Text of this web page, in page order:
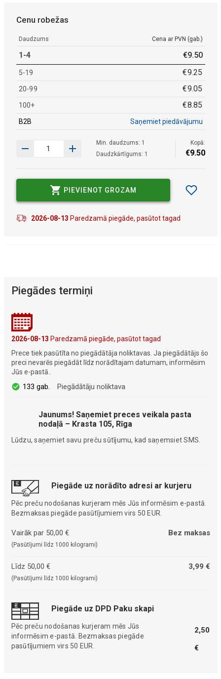
Cenu robežas
Daudzums Cena ar PVN (gab.)
1-4 €9.50
5-19 €9.25
20-99 €9.05
100+ €8.85
B2B Saņemiet piedāvājumu
Min. daudzums: 1
Daudzkārtīgums: 1
Kopā:
€9.50
PIEVIENOT GROZAM
2026-08-13 Paredzamā piegāde, pasūtot tagad
Piegādes termiņi
2026-08-13 Paredzamā piegāde, pasūtot tagad
Prece tiek pasūtīta no piegādātāja noliktavas. Ja piegādātājs šo
preci nevarēs piegādāt līdz norādītajam datumam, informēsim
Jūs e-pastā..
133 gab. Piegādātāju noliktava
Jaunums! Saņemiet preces veikala pasta
nodaļā – Krasta 105, Rīga
Lūdzu, saņemiet savu preču sūtījumu, kad saņemsiet SMS.
Piegāde uz norādīto adresi ar kurjeru
Pēc preču nodošanas kurjeram mēs Jūs informēsim e-pastā.
Bezmaksas piegāde pasūtījumiem virs 50 EUR.
Vairāk par 50,00 €
(Pasūtījumi līdz 1000 kilogrami)
Bez maksas
Līdz 50,00 €
(Pasūtījumi līdz 1000 kilogrami)
3,99 €
Piegāde uz DPD Paku skapi
Pēc preču nodošanas kurjeram mēs Jūs
informēsim e-pastā. Bezmaksas piegāde
pasūtījumiem virs 50 EUR.
2,50
€